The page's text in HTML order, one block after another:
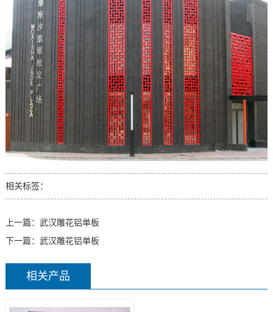
相关标签：
上一篇： 武汉雕花铝单板
下一篇： 武汉雕花铝单板
相关产品